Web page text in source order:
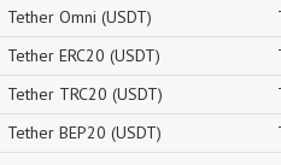
Tether Omni (USDT)
Tether ERC20 (USDT)
Tether TRC20 (USDT)
Tether BEP20 (USDT)